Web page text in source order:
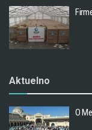
Aktuelno
O